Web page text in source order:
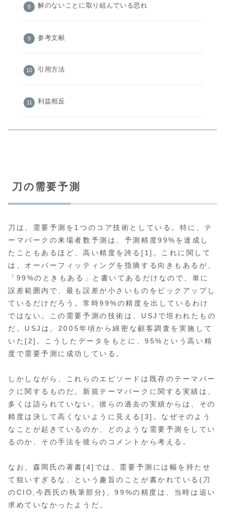
解のないことに取り組んでいる恐れ
参考文献
引用方法
利益相反
刀の需要予測
刀は、需要予測を1つのコア技術としている。特に、テ
ーマパークの来場者数予測は、予測精度99%を達成し
たこともあるほど、高い精度を誇る[1]。これに関して
は、オーバーフィッティングを指摘する向きもあるが、
「99%のときもある」と書いてあるだけなので、単に
誤差範囲内で、最も誤差が小さいものをピックアップし
ているだけだろう。常時99%の精度を出しているわけ
ではない。この需要予測の技術は、USJで培われたもの
だ。USJは、2005年頃から綿密な顧客調査を実施して
いた[2]。こうしたデータをもとに、95%という高い精
度で需要予測に成功している。
しかしながら、これらのエピソードは既存のテーマパー
クに関するものだ。新規テーマパークに関する実績は、
多くは語られていない。彼らの過去の実績からは、その
精度は決して高くないように見える[3]。なぜそのよう
なことが起きているのか、どのような需要予測をしてい
るのか、その手法を彼らのコメントから考える。
なお、森岡氏の著書[4]では、需要予測には幅を持たせ
て狙いすぎるな、という趣旨のことが書かれている(刀
のCIO,今西氏の執筆部分)。99%の精度は、当時は追い
求めていなかったようだ。